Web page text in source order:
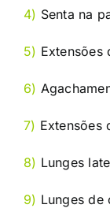
4) Senta na
5) Extensões
6)
7) Extensões
8) Lunges
9) Lunges de